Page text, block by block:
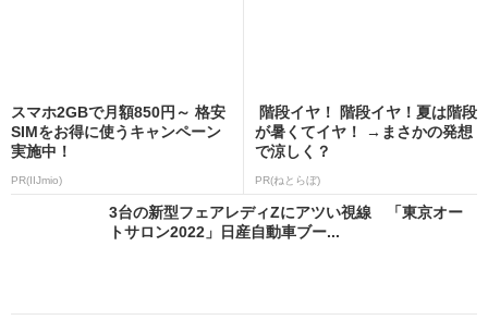
スマホ2GBで月額850円～ 格安
SIMをお得に使うキャンペーン
実施中！
PR(IIJmio)
階段イヤ！ 階段イヤ！夏は階段
が暑くてイヤ！ →まさかの発想
で涼しく？
PR(ねとらぼ)
3台の新型フェアレディZにアツい視線 「東京オー
トサロン2022」日産自動車ブー...